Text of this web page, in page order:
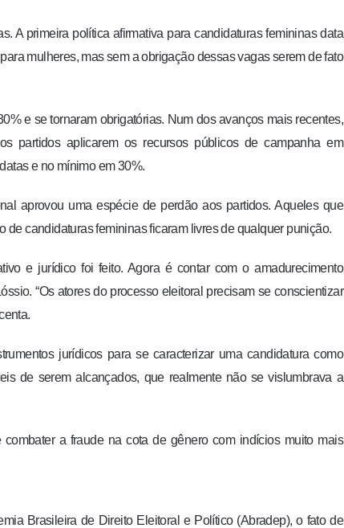
A primeira política afirmativa para candidaturas femininas data
mulheres, mas sem a obrigação dessas vagas serem de fato
e se tornaram obrigatórias. Num dos avanços mais recentes,
partidos aplicarem os recursos públicos de campanha em
e no mínimo em 30%.
aprovou uma espécie de perdão aos partidos. Aqueles que
candidaturas femininas ficaram livres de qualquer punição.
e jurídico foi feito. Agora é contar com o amadurecimento
“Os atores do processo eleitoral precisam se conscientizar
jurídicos para se caracterizar uma candidatura como
de serem alcançados, que realmente não se vislumbrava a
a fraude na cota de gênero com indícios muito mais
Brasileira de Direito Eleitoral e Político (Abradep), o fato de